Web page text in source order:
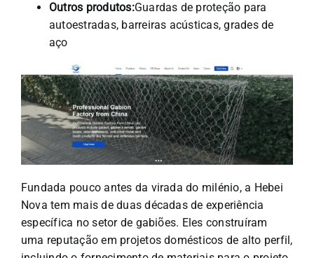
Outros produtos:Guardas de proteção para
autoestradas, barreiras acústicas, grades de
aço
Fundada pouco antes da virada do milénio, a Hebei
Nova tem mais de duas décadas de experiência
específica no setor de gabiões. Eles construíram
uma reputação em projetos domésticos de alto perfil,